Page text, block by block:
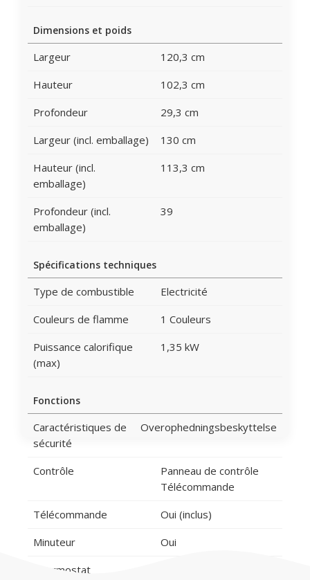
Dimensions et poids
Largeur
120,3 cm
Hauteur
102,3 cm
Profondeur
29,3 cm
Largeur (incl. emballage)
130 cm
Hauteur (incl.
emballage)
113,3 cm
Profondeur (incl.
emballage)
39
Spécifications techniques
Type de combustible
Electricité
Couleurs de flamme
1 Couleurs
Puissance calorifique
(max)
1,35 kW
Fonctions
Caractéristiques de
sécurité
Overophedningsbeskyttelse
Contrôle
Panneau de contrôle
Télécommande
Télécommande
Oui (inclus)
Minuteur
Oui
Thermostat